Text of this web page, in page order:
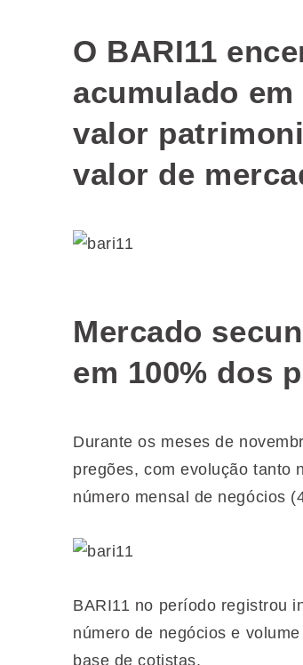
O BARI11
acumulado em
valor
valor de
Mercado
em 100% dos
Durante os meses de
pregões, com evolução tanto
número mensal de negócios
BARI11 no período registrou
número de negócios e
base de cotistas.